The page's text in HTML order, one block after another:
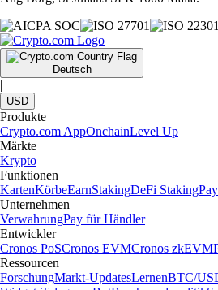
Deutsch
|
USD
Produkte
Crypto.com AppOnchainLevel Up
Märkte
Krypto
Funktionen
KartenKörbeEarnStakingDeFi StakingPay
Unternehmen
VerwahrungPay für Händler
Entwickler
Cronos PoSCronos EVMCronos zkEVM
Ressourcen
ForschungMarkt-UpdatesLernenBTC/